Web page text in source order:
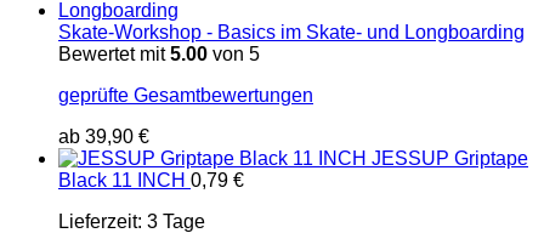
Skate-Workshop - Basics im Skate- und Longboarding
Bewertet mit5.00 von 5
geprüfte Gesamtbewertungen
ab 39,90 €
JESSUP Griptape
Black 11 INCH 0,79 €
Lieferzeit: 3 Tage